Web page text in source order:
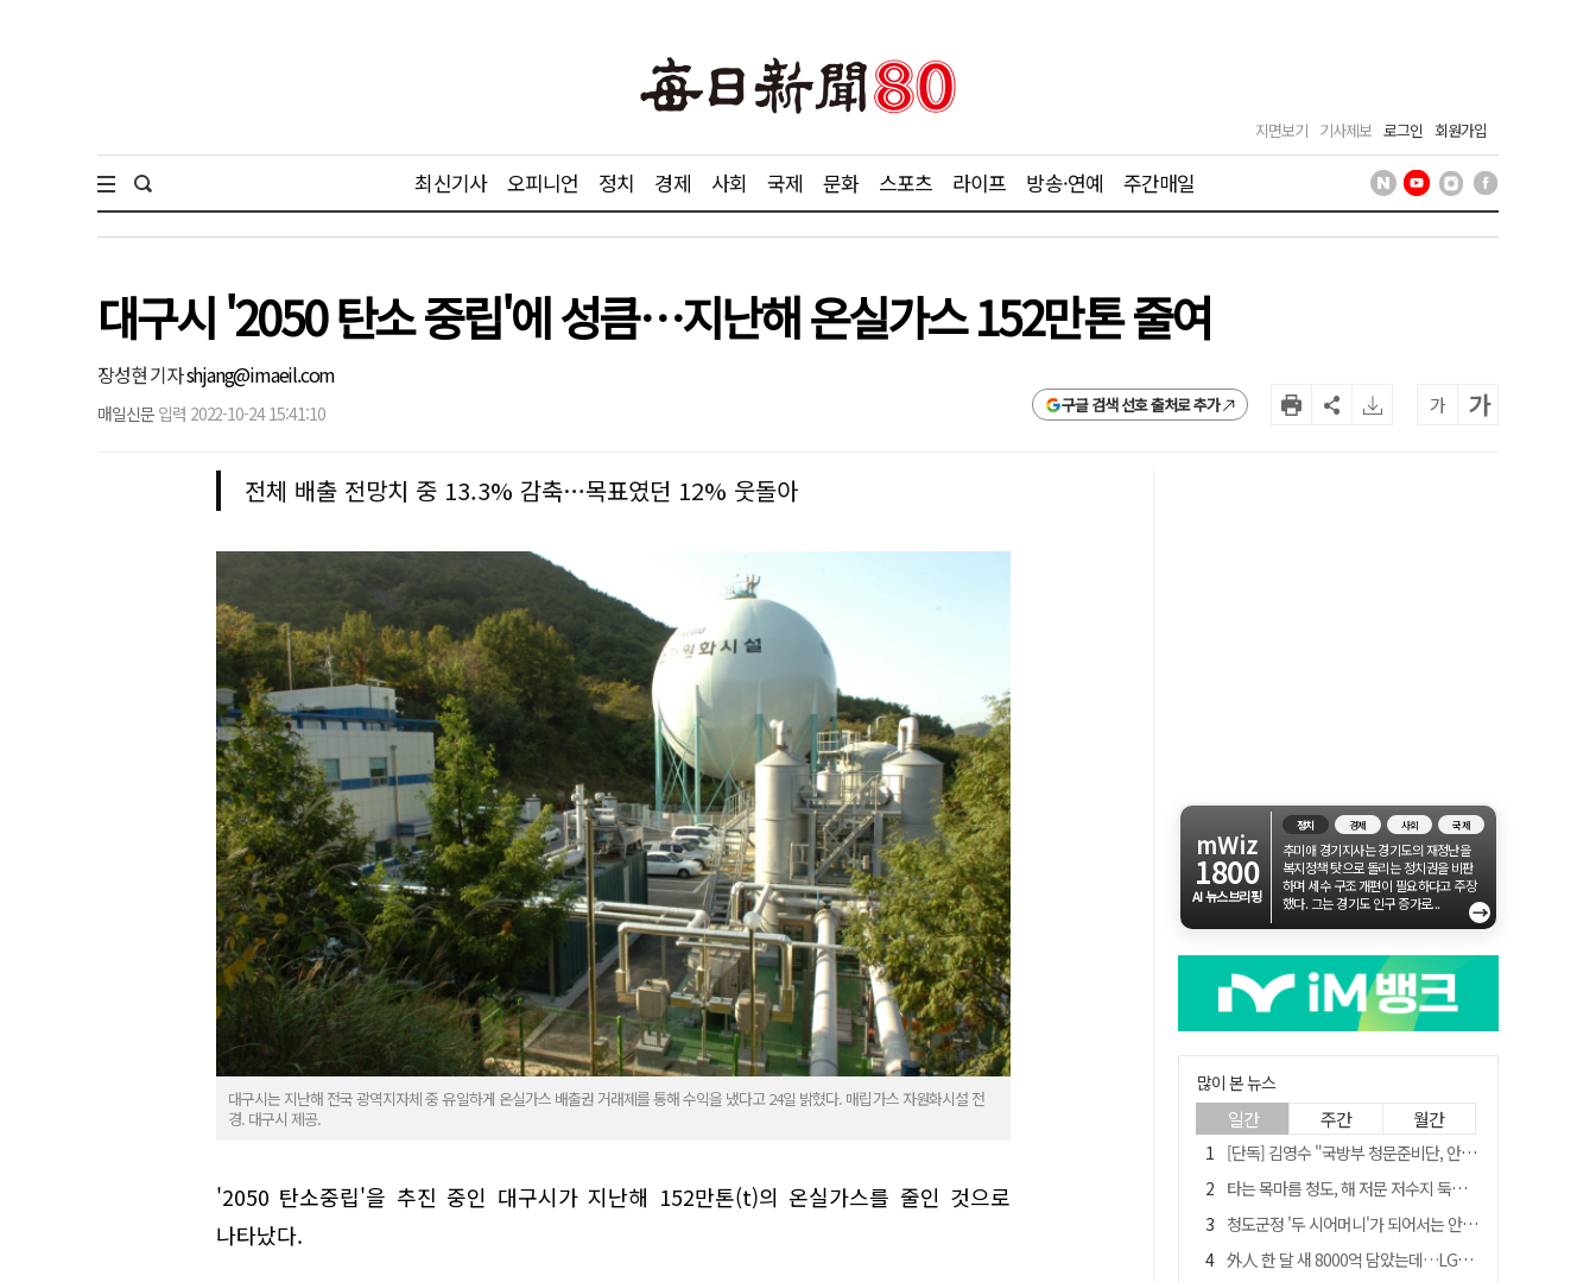
지면보기 기사제보 로그인 회원가입
최신기사 오피니언 정치 경제 사회 국제 문화 스포츠 라이프 방송·연예 주간매일
대구시 '2050 탄소 중립'에 성큼…지난해 온실가스 152만톤 줄여
장성현 기자shjang@imaeil.com
매일신문 입력 2022-10-24 15:41:10 구글 검색 선호 출처로 추가 가 가
전체 배출 전망치 중 13.3% 감축…목표였던 12% 웃돌아
대구시는 지난해 전국 광역지자체 중 유일하게 온실가스 배출권 거래제를 통해 수익을 냈다고 24일 밝혔다. 매립가스 자원화시설 전
경. 대구시 제공.
'2050 탄소중립'을 추진 중인 대구시가 지난해 152만톤(t)의 온실가스를 줄인 것으로
나타났다.
mWiz
1800
AI 뉴스브리핑
정치 경제 사회 국제
추미애 경기지사는 경기도의 재정난을
복지정책 탓으로 돌리는 정치권을 비판
하며 세수 구조 개편이 필요하다고 주장
했다. 그는 경기도 인구 증가로...
→
많이 본 뉴스
일간 주간 월간
[단독] 김영수 "국방부 청문준비단, 안규백 탈영 알고있었다"
타는 목마름 청도, 해 저문 저수지 둑에 군수가 서 있었다
청도군정 '두 시어머니'가 되어서는 안된다
外人 한 달 새 8000억 담았는데…LG이노텍 목표주가는 왜 엇갈릴까